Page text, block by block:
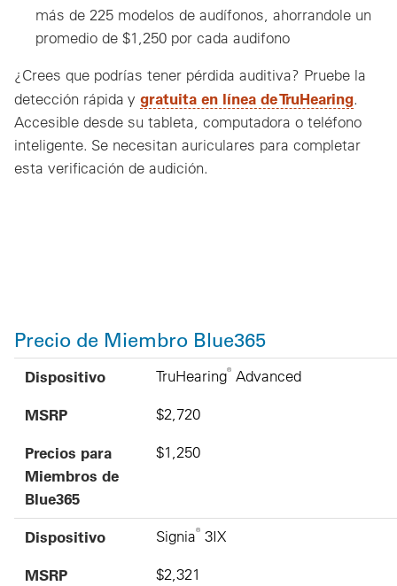
más de 225 modelos de audífonos, ahorrandole un
promedio de $1,250 por cada audifono
¿Crees que podrías tener pérdida auditiva? Pruebe la
detección rápida y gratuita en línea de TruHearing.
Accesible desde su tableta, computadora o teléfono
inteligente. Se necesitan auriculares para completar
esta verificación de audición.
Precio de Miembro Blue365
Dispositivo
MSRP
Precios para Miembros de Blue365
Dispositivo TruHearing®Advanced
MSRP $2,720
Precios para
Miembros de
Blue365
$1,250
Dispositivo Signia®3IX
MSRP $2,321